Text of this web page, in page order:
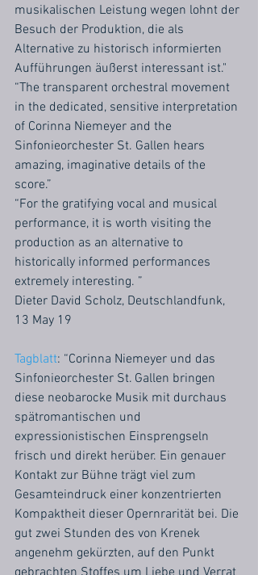
musikalischen Leistung wegen lohnt der
Besuch der Produktion, die als
Alternative zu historisch informierten
Aufführungen äußerst interessant ist."
“The transparent orchestral movement
in the dedicated, sensitive interpretation
of Corinna Niemeyer and the
Sinfonieorchester St. Gallen hears
amazing, imaginative details of the
score.”
“For the gratifying vocal and musical
performance, it is worth visiting the
production as an alternative to
historically informed performances
extremely interesting. ”
Dieter David Scholz, Deutschlandfunk,
13 May 19
Tagblatt: “Corinna Niemeyer und das
Sinfonieorchester St. Gallen bringen
diese neobarocke Musik mit durchaus
spätromantischen und
expressionistischen Einsprengseln
frisch und direkt herüber. Ein genauer
Kontakt zur Bühne trägt viel zum
Gesamteindruck einer konzentrierten
Kompaktheit dieser Opernrarität bei. Die
gut zwei Stunden des von Krenek
angenehm gekürzten, auf den Punkt